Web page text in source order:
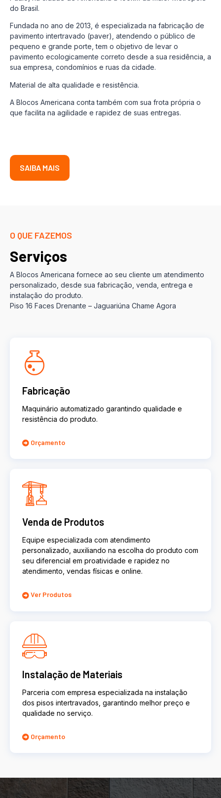
do Brasil.
Fundada no ano de 2013, é especializada na fabricação de
pavimento intertravado (paver), atendendo o público de
pequeno e grande porte, tem o objetivo de levar o
pavimento ecologicamente correto desde a sua residência, a
sua empresa, condomínios e ruas da cidade.
Material de alta qualidade e resistência.
A Blocos Americana conta também com sua frota própria o
que facilita na agilidade e rapidez de suas entregas.
SAIBA MAIS
O QUE FAZEMOS
Serviços
A Blocos Americana fornece ao seu cliente um atendimento
personalizado, desde sua fabricação, venda, entrega e
instalação do produto.
Piso 16 Faces Drenante – Jaguariúna Chame Agora
Fabricação
Maquinário automatizado garantindo qualidade e
resistência do produto.
Orçamento
Venda de Produtos
Equipe especializada com atendimento
personalizado, auxiliando na escolha do produto com
seu diferencial em proatividade e rapidez no
atendimento, vendas físicas e online.
Ver Produtos
Instalação de Materiais
Parceria com empresa especializada na instalação
dos pisos intertravados, garantindo melhor preço e
qualidade no serviço.
Orçamento